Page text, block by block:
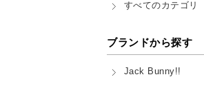
すべてのカテゴリ
ブランドから探す
Jack Bunny!!